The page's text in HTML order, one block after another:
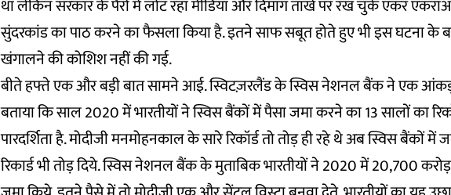
था लेकिन सरकार के पैरों में लोट रहा मीडिया और दिमाग ताखे पर रख चुके एंकर
सुंदरकांड का पाठ करने का फैसला किया है. इतने साफ सबूत होते हुए भी इस घटना के
खंगालने की कोशिश नहीं की गई.
बीते हफ्ते एक और बड़ी बात सामने आई. स्विटज़रलैंड के स्विस नेशनल बैंक ने एक
बताया कि साल 2020 में भारतीयों ने स्विस बैंकों में पैसा जमा करने का 13 सालों का
पारदर्शिता है. मोदीजी मनमोहनकाल के सारे रिकॉर्ड तो तोड़ ही रहे थे अब स्विस बैंकों
रिकार्ड भी तोड़ दिये. स्विस नेशनल बैंक के मुताबिक भारतीयों ने 2020 में 20,700